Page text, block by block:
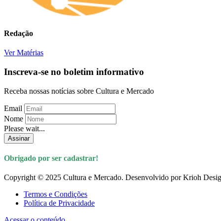
Redação
Ver Matérias
Inscreva-se no boletim informativo
Receba nossas notícias sobre Cultura e Mercado
Email
Nome
Please wait...
Assinar
Obrigado por ser cadastrar!
Copyright © 2025 Cultura e Mercado. Desenvolvido por Krioh
Termos e Condições
Política de Privacidade